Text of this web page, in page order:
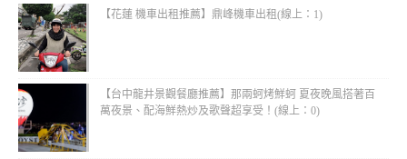
【花蓮 機車出租推薦】鼎峰機車出租(線上：1)
【台中龍井景觀餐廳推薦】那兩蚵烤鮮蚵 夏夜晚風搭著百
萬夜景、配海鮮熱炒及歌聲超享受！(線上：0)